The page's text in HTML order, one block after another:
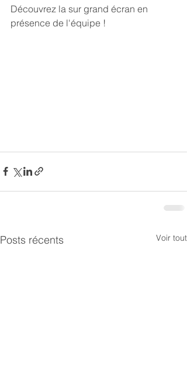
Découvrez la sur grand écran en
présence de l'équipe !
Posts récents Voir tout